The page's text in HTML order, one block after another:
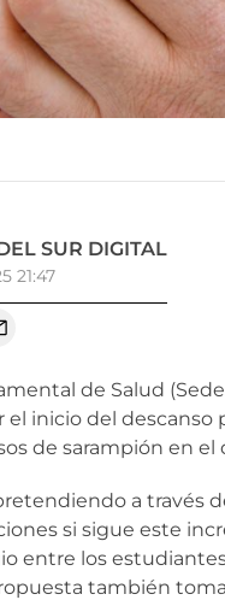
SUR DIGITAL
21:47
de Salud
el inicio del
de sarampión en
a través
si sigue este
entre los
también